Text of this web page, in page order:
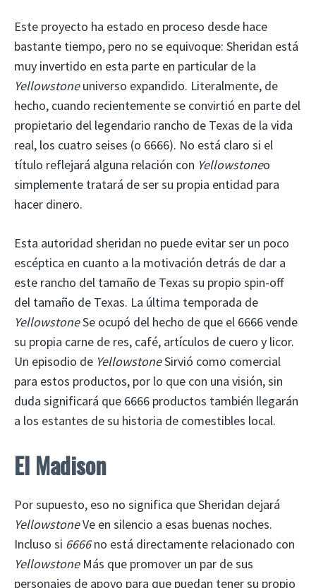
Este proyecto ha estado en proceso desde hace
bastante tiempo, pero no se equivoque: Sheridan está
muy invertido en esta parte en particular de la
Yellowstoneuniverso expandido. Literalmente, de
hecho, cuando recientemente se convirtió en parte del
propietario del legendario rancho de Texas de la vida
real, los cuatro seises (o 6666). No está claro si el
título reflejará alguna relación con Yellowstoneo
simplemente tratará de ser su propia entidad para
hacer dinero.
Esta autoridad sheridan no puede evitar ser un poco
escéptica en cuanto a la motivación detrás de dar a
este rancho del tamaño de Texas su propio spin-off
del tamaño de Texas. La última temporada de
YellowstoneSe ocupó del hecho de que el 6666 vende
su propia carne de res, café, artículos de cuero y licor.
Un episodio de YellowstoneSirvió como comercial
para estos productos, por lo que con una visión, sin
duda significará que 6666 productos también llegarán
a los estantes de su historia de comestibles local.
El Madison
Por supuesto, eso no significa que Sheridan dejará
YellowstoneVe en silencio a esas buenas noches.
Incluso si 6666no está directamente relacionado con
Yellowstone Más que promover un par de sus
personajes de apoyo para que puedan tener su propio